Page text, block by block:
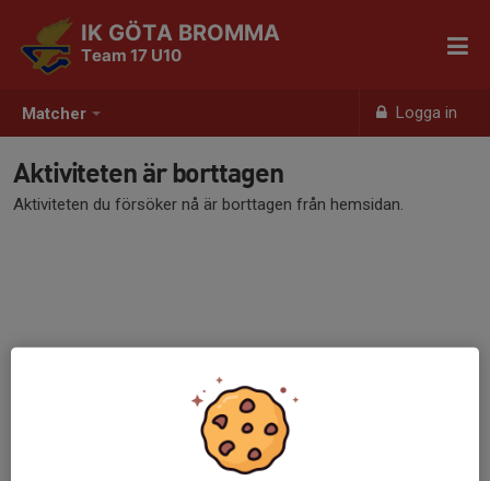
Matcher Logga in
IK GÖTA BROMMA
Team 17 U10
Aktiviteten är borttagen
Aktiviteten du försöker nå är borttagen från hemsidan.